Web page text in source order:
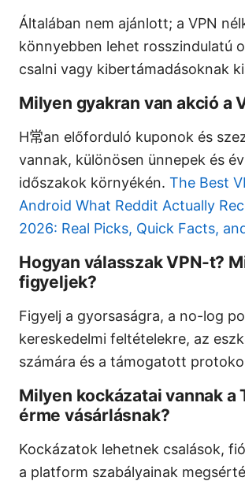
Általában nem ajánlott; a VPN
könnyebben lehet rosszindulatú
csalni vagy kibertámadásoknak
Milyen gyakran van akció a
H常an előforduló kuponok és
vannak, különösen ünnepek és
időszakok környékén. The Best
Android What Reddit Actually
2026: Real Picks, Quick Facts,
Hogyan válasszak VPN-t?
figyeljek?
Figyelj a gyorsaságra, a no-log
kereskedelmi feltételekre, az
számára és a támogatott
Milyen kockázatai vannak a
érme vásárlásnak?
Kockázatok lehetnek csalások,
a platform szabályainak